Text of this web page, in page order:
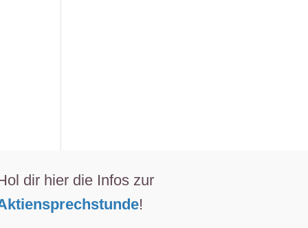
dir hier die Infos zur
!